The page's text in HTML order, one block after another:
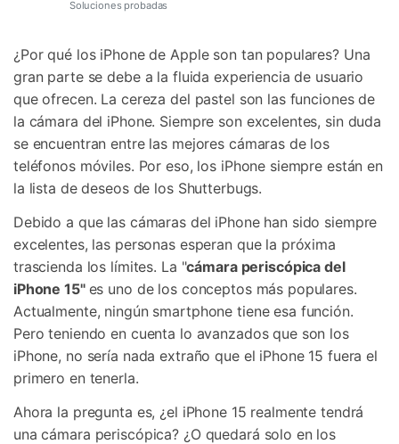
Soluciones probadas
¿Por qué los iPhone de Apple son tan populares? Una
gran parte se debe a la fluida experiencia de usuario
que ofrecen. La cereza del pastel son las funciones de
la cámara del iPhone. Siempre son excelentes, sin duda
se encuentran entre las mejores cámaras de los
teléfonos móviles. Por eso, los iPhone siempre están en
la lista de deseos de los Shutterbugs.
Debido a que las cámaras del iPhone han sido siempre
excelentes, las personas esperan que la próxima
trascienda los límites. La "cámara periscópica del
iPhone 15" es uno de los conceptos más populares.
Actualmente, ningún smartphone tiene esa función.
Pero teniendo en cuenta lo avanzados que son los
iPhone, no sería nada extraño que el iPhone 15 fuera el
primero en tenerla.
Ahora la pregunta es, ¿el iPhone 15 realmente tendrá
una cámara periscópica? ¿O quedará solo en los